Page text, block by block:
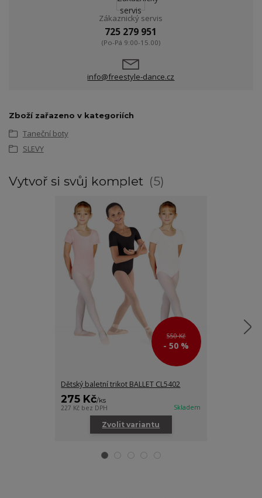
Zákaznický servis
725 279 951
(Po-Pá 9:00-15.00)
info@freestyle-dance.cz
Zboží zařazeno v kategoriích
Taneční boty
SLEVY
Vytvoř si svůj komplet 5
550 Kč
- 50 %
Dětský baletní trikot BALLET CL5402
275 Kč/ks
227 Kč bez DPH Skladem
Zvolit variantu